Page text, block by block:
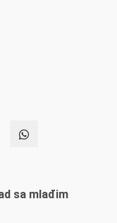
sa mlađim